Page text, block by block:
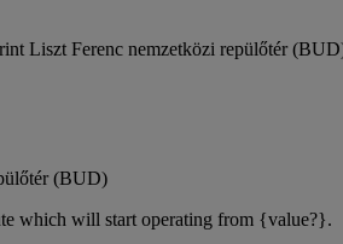
Liszt Ferenc nemzetközi repülőtér
(BUD)
which will start operating from {value?}.